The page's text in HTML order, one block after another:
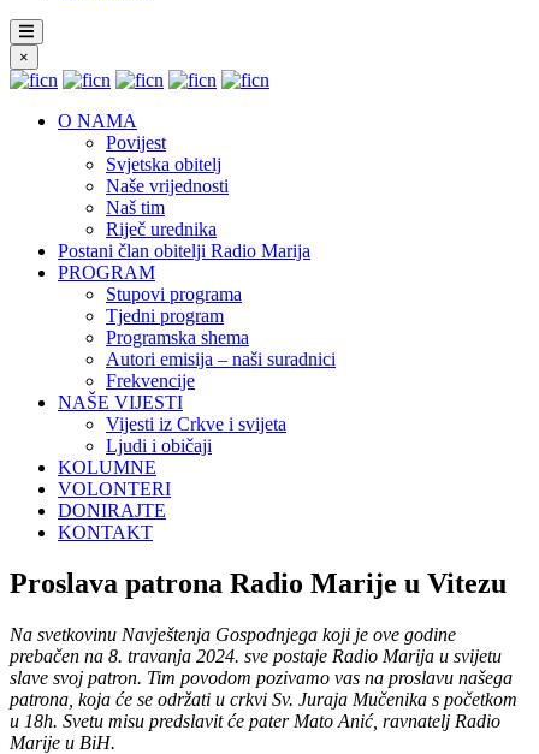
×
O NAMA
Povijest
Svjetska obitelj
Naše vrijednosti
Naš tim
Riječ urednika
Postani član obitelji Radio Marija
PROGRAM
Stupovi programa
Tjedni program
Programska shema
Autori emisija – naši suradnici
Frekvencije
NAŠE VIJESTI
Vijesti iz Crkve i svijeta
Ljudi i običaji
KOLUMNE
VOLONTERI
DONIRAJTE
KONTAKT
Proslava patrona Radio Marije u Vitezu
Na svetkovinu Navještenja Gospodnjega koji je ove godine
prebačen na 8. travanja 2024. sve postaje Radio Marija u svijetu
slave svoj patron. Tim povodom pozivamo vas na proslavu našega
patrona, koja će se održati u crkvi Sv. Juraja Mučenika s početkom
u 18h. Svetu misu predslavit će pater Mato Anić, ravnatelj Radio
Marije u BiH.